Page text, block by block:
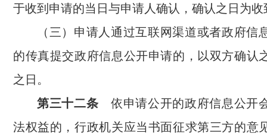
于收到申请的当日与申请人确认，确认之日为
（三）申请人通过互联网渠道或者政府信
的传真提交政府信息公开申请的，以双方确认
之日。
第三十二条 依申请公开的政府信息公开
法权益的，行政机关应当书面征求第三方的意